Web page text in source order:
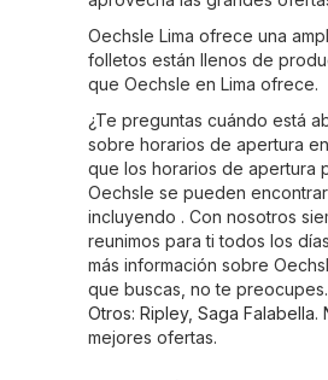
Oechsle Lima ofrece una
folletos están llenos de
que Oechsle en Lima ofrece.
¿Te preguntas cuándo está
sobre horarios de apertura
que los horarios de apertura
Oechsle se pueden
incluyendo . Con nosotros
reunimos para ti todos los
más información sobre
que buscas, no te
Otros: Ripley, Saga Falabella.
mejores ofertas.